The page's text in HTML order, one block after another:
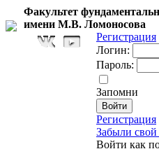
Факультет
имени М.В. Ломоносова
Регистрация
Логин:
Пароль:
Запомни
Регистрация
Забыли свой
Войти как